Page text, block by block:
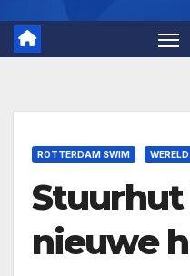
ROTTERDAM SWIM
nieuwe